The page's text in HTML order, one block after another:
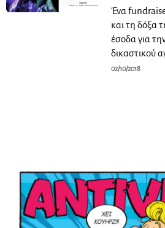
Ένα
και τη δόξα
έσοδα για
δικαστικού
02/10/2018